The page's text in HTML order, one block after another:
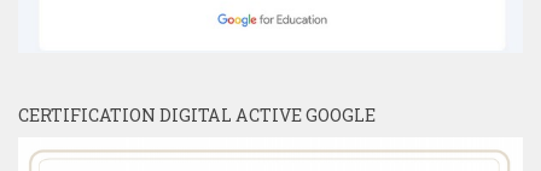
CERTIFICATION DIGITAL ACTIVE GOOGLE